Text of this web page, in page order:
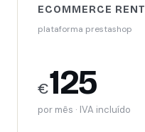
ECOMMERCE RENT
plataforma prestashop
€125
por mês · IVA incluído